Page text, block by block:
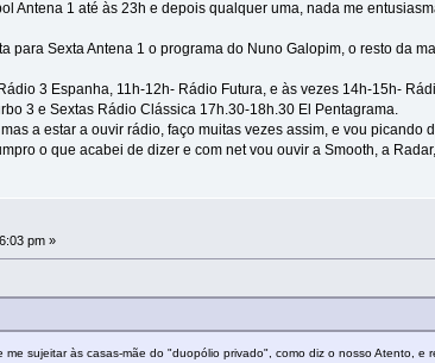
Antena 1 até às 23h e depois qualquer uma, nada me
para Sexta Antena 1 o programa do Nuno Galopim, o resto da
3 Espanha, 11h-12h- Rádio Futura, e às vezes 14h-15h-
3 e Sextas Rádio Clássica 17h.30-18h.30 El Pentagrama.
a estar a ouvir rádio, faço muitas vezes assim, e vou
o que acabei de dizer e com net vou ouvir a Smooth, a
pm »
sujeitar às casas-mãe do "duopólio privado", como diz o nosso Atento, e